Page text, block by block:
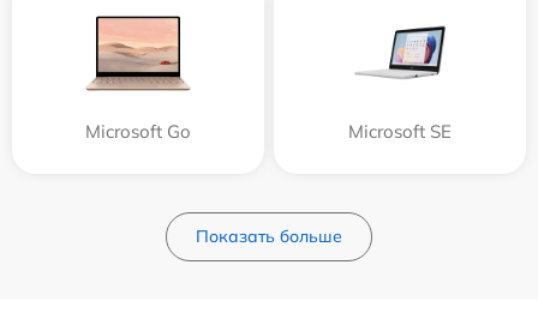
Microsoft Go Microsoft SE
Показать больше